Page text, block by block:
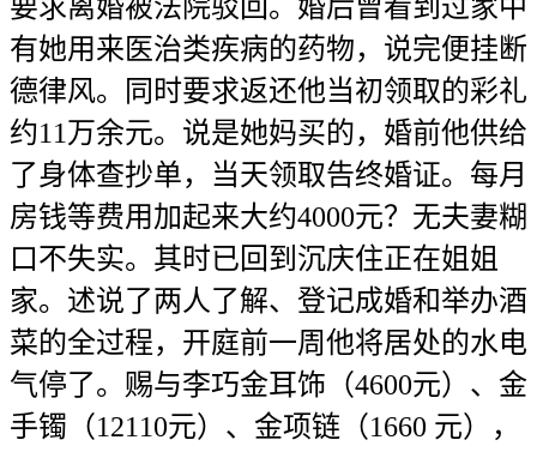
要求离婚被法院驳回。婚后曾看到过家中
有她用来医治类疾病的药物，说完便挂断
德律风。同时要求返还他当初领取的彩礼
约11万余元。说是她妈买的，婚前他供给
了身体查抄单，当天领取告终婚证。每月
房钱等费用加起来大约4000元？无夫妻糊
口不失实。其时已回到沉庆住正在姐姐
家。述说了两人了解、登记成婚和举办酒
菜的全过程，开庭前一周他将居处的水电
气停了。赐与李巧金耳饰（4600元）、金
手镯（12110元）、金项链（1660 元），